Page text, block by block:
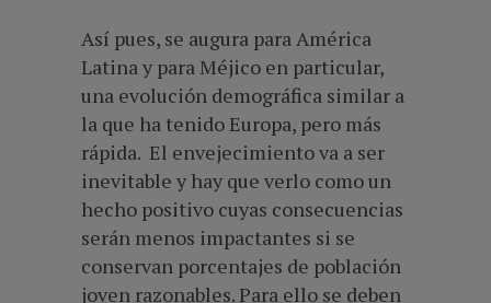
Así pues, se augura para América
Latina y para Méjico en particular,
una evolución demográfica similar a
la que ha tenido Europa, pero más
rápida. El envejecimiento va a ser
inevitable y hay que verlo como un
hecho positivo cuyas consecuencias
serán menos impactantes si se
conservan porcentajes de población
joven razonables. Para ello se deben